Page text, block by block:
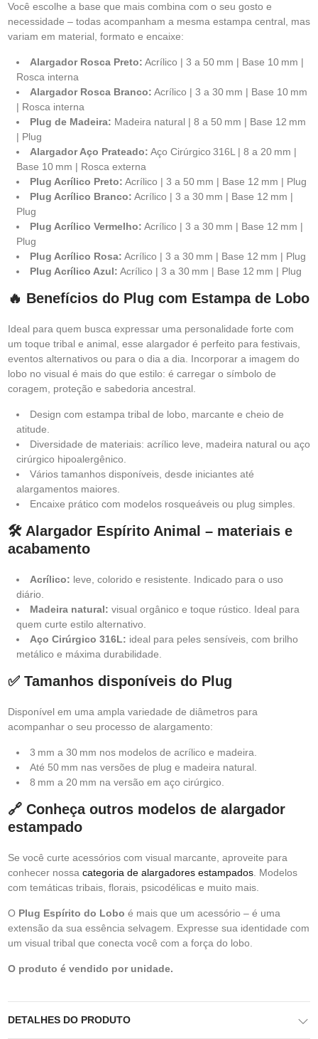
Você escolhe a base que mais combina com o seu gosto e
necessidade – todas acompanham a mesma estampa central, mas
variam em material, formato e encaixe:
Alargador Rosca Preto: Acrílico | 3 a 50 mm | Base 10 mm |
Rosca interna
Alargador Rosca Branco: Acrílico | 3 a 30 mm | Base 10 mm
| Rosca interna
Plug de Madeira: Madeira natural | 8 a 50 mm | Base 12 mm
| Plug
Alargador Aço Prateado: Aço Cirúrgico 316L | 8 a 20 mm |
Base 10 mm | Rosca externa
Plug Acrílico Preto: Acrílico | 3 a 50 mm | Base 12 mm | Plug
Plug Acrílico Branco: Acrílico | 3 a 30 mm | Base 12 mm |
Plug
Plug Acrílico Vermelho: Acrílico | 3 a 30 mm | Base 12 mm |
Plug
Plug Acrílico Rosa: Acrílico | 3 a 30 mm | Base 12 mm | Plug
Plug Acrílico Azul: Acrílico | 3 a 30 mm | Base 12 mm | Plug
🔥 Benefícios do Plug com Estampa de Lobo
Ideal para quem busca expressar uma personalidade forte com
um toque tribal e animal, esse alargador é perfeito para festivais,
eventos alternativos ou para o dia a dia. Incorporar a imagem do
lobo no visual é mais do que estilo: é carregar o símbolo de
coragem, proteção e sabedoria ancestral.
Design com estampa tribal de lobo, marcante e cheio de
atitude.
Diversidade de materiais: acrílico leve, madeira natural ou aço
cirúrgico hipoalergênico.
Vários tamanhos disponíveis, desde iniciantes até
alargamentos maiores.
Encaixe prático com modelos rosqueáveis ou plug simples.
🛠️ Alargador Espírito Animal – materiais e
acabamento
Acrílico: leve, colorido e resistente. Indicado para o uso
diário.
Madeira natural: visual orgânico e toque rústico. Ideal para
quem curte estilo alternativo.
Aço Cirúrgico 316L: ideal para peles sensíveis, com brilho
metálico e máxima durabilidade.
✅ Tamanhos disponíveis do Plug
Disponível em uma ampla variedade de diâmetros para
acompanhar o seu processo de alargamento:
3 mm a 30 mm nos modelos de acrílico e madeira.
Até 50 mm nas versões de plug e madeira natural.
8 mm a 20 mm na versão em aço cirúrgico.
🔗 Conheça outros modelos de alargador
estampado
Se você curte acessórios com visual marcante, aproveite para
conhecer nossa categoria de alargadores estampados . Modelos
com temáticas tribais, florais, psicodélicas e muito mais.
O Plug Espírito do Lobo é mais que um acessório – é uma
extensão da sua essência selvagem. Expresse sua identidade com
um visual tribal que conecta você com a força do lobo.
O produto é vendido por unidade.
DETALHES DO PRODUTO